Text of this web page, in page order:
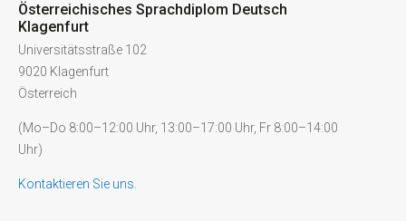
Österreichisches Sprachdiplom Deutsch
Klagenfurt
Universitätsstraße 102
9020 Klagenfurt
Österreich
(Mo–Do 8:00–12:00 Uhr, 13:00–17:00 Uhr, Fr 8:00–14:00
Uhr)
Kontaktieren Sie uns.